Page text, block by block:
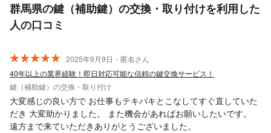
群馬県の鍵（補助鍵）の交換・取り付けを利用した
人の口コミ
2025年9月9日・匿名さん
40年以上の業界経験！即日対応可能な信頼の鍵交換サービス！
鍵（補助鍵）の交換・取り付け
大変感じの良い方で お仕事もテキパキとこなしてすぐ直していた
だき 大変助かりました。 また機会があればお願いしたいです。
遠方まで来ていただきありがとうございました。